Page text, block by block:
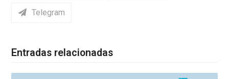
Telegram
Entradas relacionadas